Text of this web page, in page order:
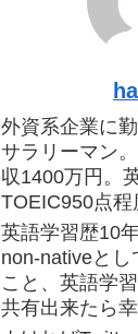
外資系企業に
サラリーマン
収1400万円。
TOEIC950点程
英語学習歴10
non-nativeとし
こと、英語学
共有出来たら幸